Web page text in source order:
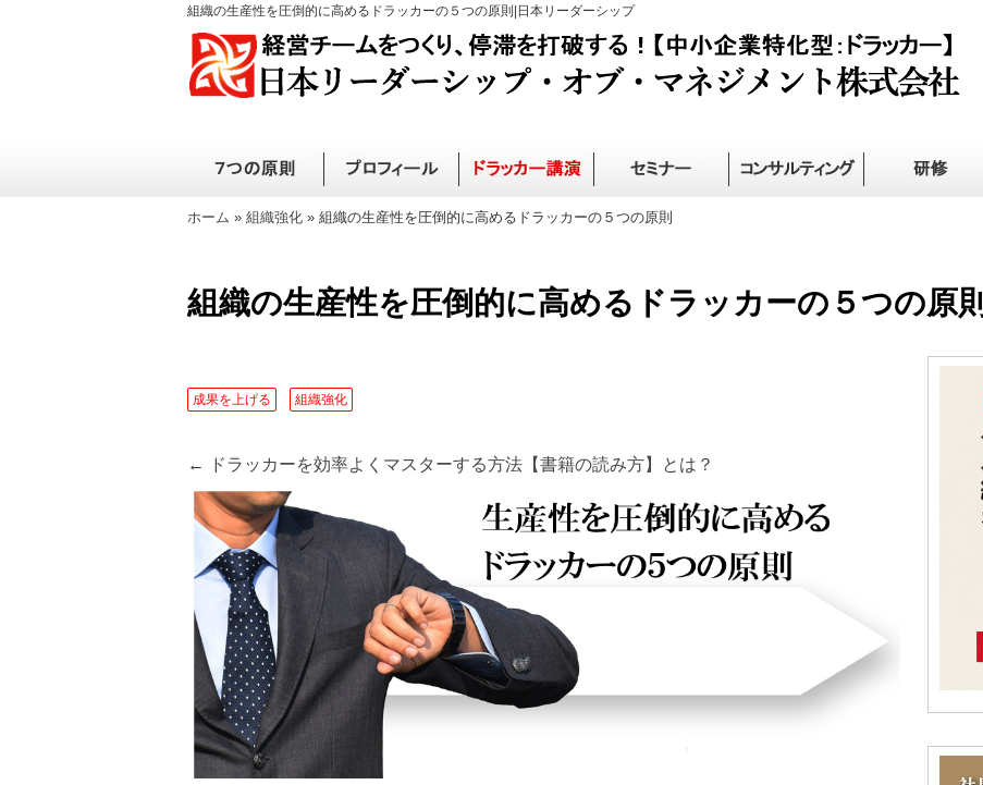
組織の生産性を圧倒的に高めるドラッカーの５つの原則|日本リーダーシップ
ホーム » 組織強化 » 組織の生産性を圧倒的に高めるドラッカーの５つの原則
組織の生産性を圧倒的に高めるドラッカーの５つの原則
成果を上げる 組織強化
← ドラッカーを効率よくマスターする方法【書籍の読み方】とは？